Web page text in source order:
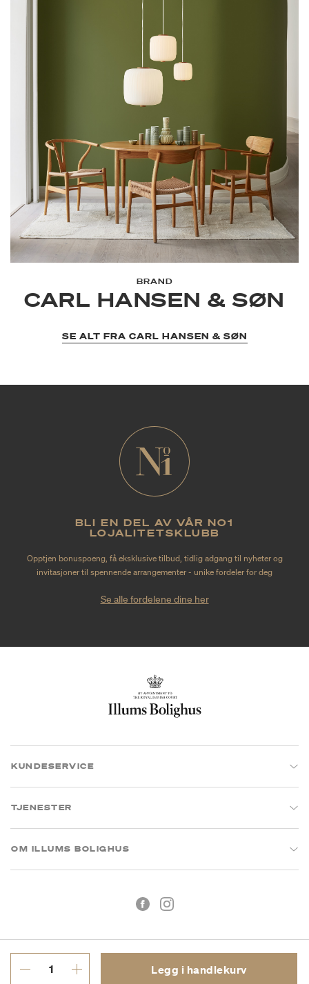
Legg i handlekurv
BRAND
CARL HANSEN & SØN
SE ALT FRA CARL HANSEN & SØN
BLI EN DEL AV VÅR NO1
LOJALITETSKLUBB
Opptjen bonuspoeng, få eksklusive tilbud, tidlig adgang til nyheter og
invitasjoner til spennende arrangementer - unike fordeler for deg
Se alle fordelene dine her
KUNDESERVICE
TJENESTER
OM ILLUMS BOLIGHUS